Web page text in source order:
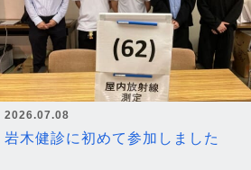
2026.07.08
岩木健診に初めて参加しました